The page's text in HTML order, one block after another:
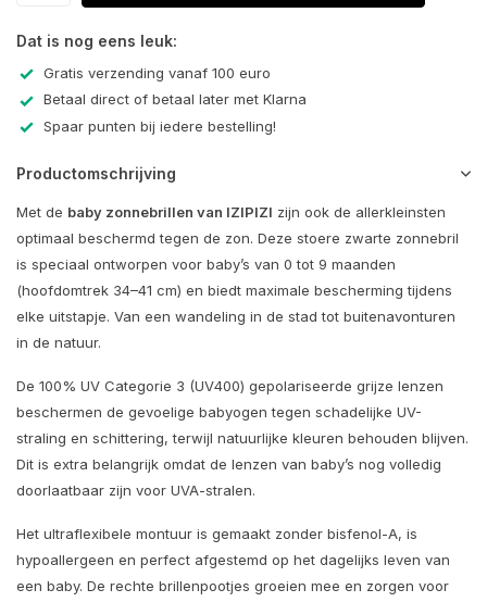
Dat is nog eens leuk:
Gratis verzending vanaf 100 euro
Betaal direct of betaal later met Klarna
Spaar punten bij iedere bestelling!
Productomschrijving
Met de baby zonnebrillen van IZIPIZI zijn ook de allerkleinsten
optimaal beschermd tegen de zon. Deze stoere zwarte zonnebril
is speciaal ontworpen voor baby’s van 0 tot 9 maanden
(hoofdomtrek 34–41 cm) en biedt maximale bescherming tijdens
elke uitstapje. Van een wandeling in de stad tot buitenavonturen
in de natuur.
De 100% UV Categorie 3 (UV400) gepolariseerde grijze lenzen
beschermen de gevoelige babyogen tegen schadelijke UV-
straling en schittering, terwijl natuurlijke kleuren behouden blijven.
Dit is extra belangrijk omdat de lenzen van baby’s nog volledig
doorlaatbaar zijn voor UVA-stralen.
Het ultraflexibele montuur is gemaakt zonder bisfenol-A, is
hypoallergeen en perfect afgestemd op het dagelijks leven van
een baby. De rechte brillenpootjes groeien mee en zorgen voor